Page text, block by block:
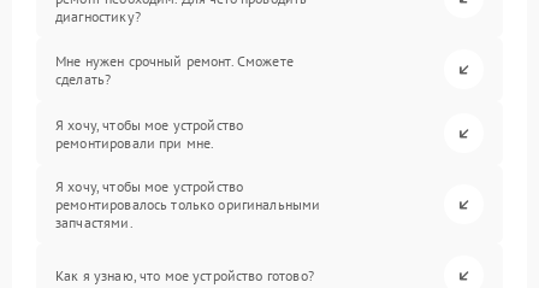
диагностику?
Мне нужен срочный ремонт. Сможете
сделать?
Я хочу, чтобы мое устройство
ремонтировали при мне.
Я хочу, чтобы мое устройство
ремонтировалось только оригинальными
запчастями.
Как я узнаю, что мое устройство готово?